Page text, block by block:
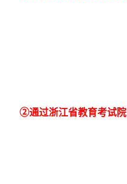
②通过浙江省教育考试